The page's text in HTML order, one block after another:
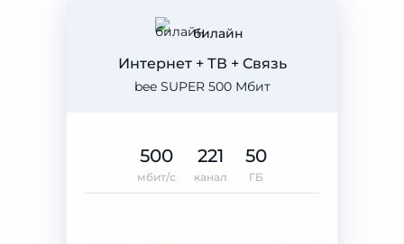
билайн
bee SUPER 500 Мбит
Интернет + ТВ + Связь
500
мбит/с
221
канал
50
ГБ